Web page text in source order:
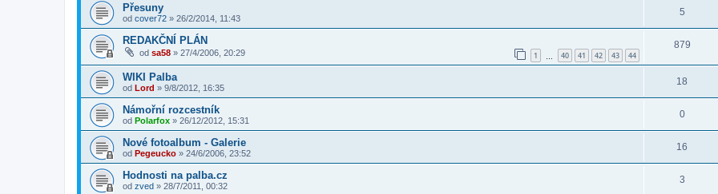
Přesuny
od cover72 » 26/2/2014, 11:43
5
REDAKČNÍ PLÁN
od sa58 » 27/4/2006, 20:29 1 40 41 42 43 44
879
WIKI Palba
od Lord » 9/8/2012, 16:35
18
Námořní rozcestník
od Polarfox » 26/12/2012, 15:31
0
Nové fotoalbum - Galerie
od Pegeucko » 24/6/2006, 23:52
16
Hodnosti na palba.cz
od zved » 28/7/2011, 00:32
3